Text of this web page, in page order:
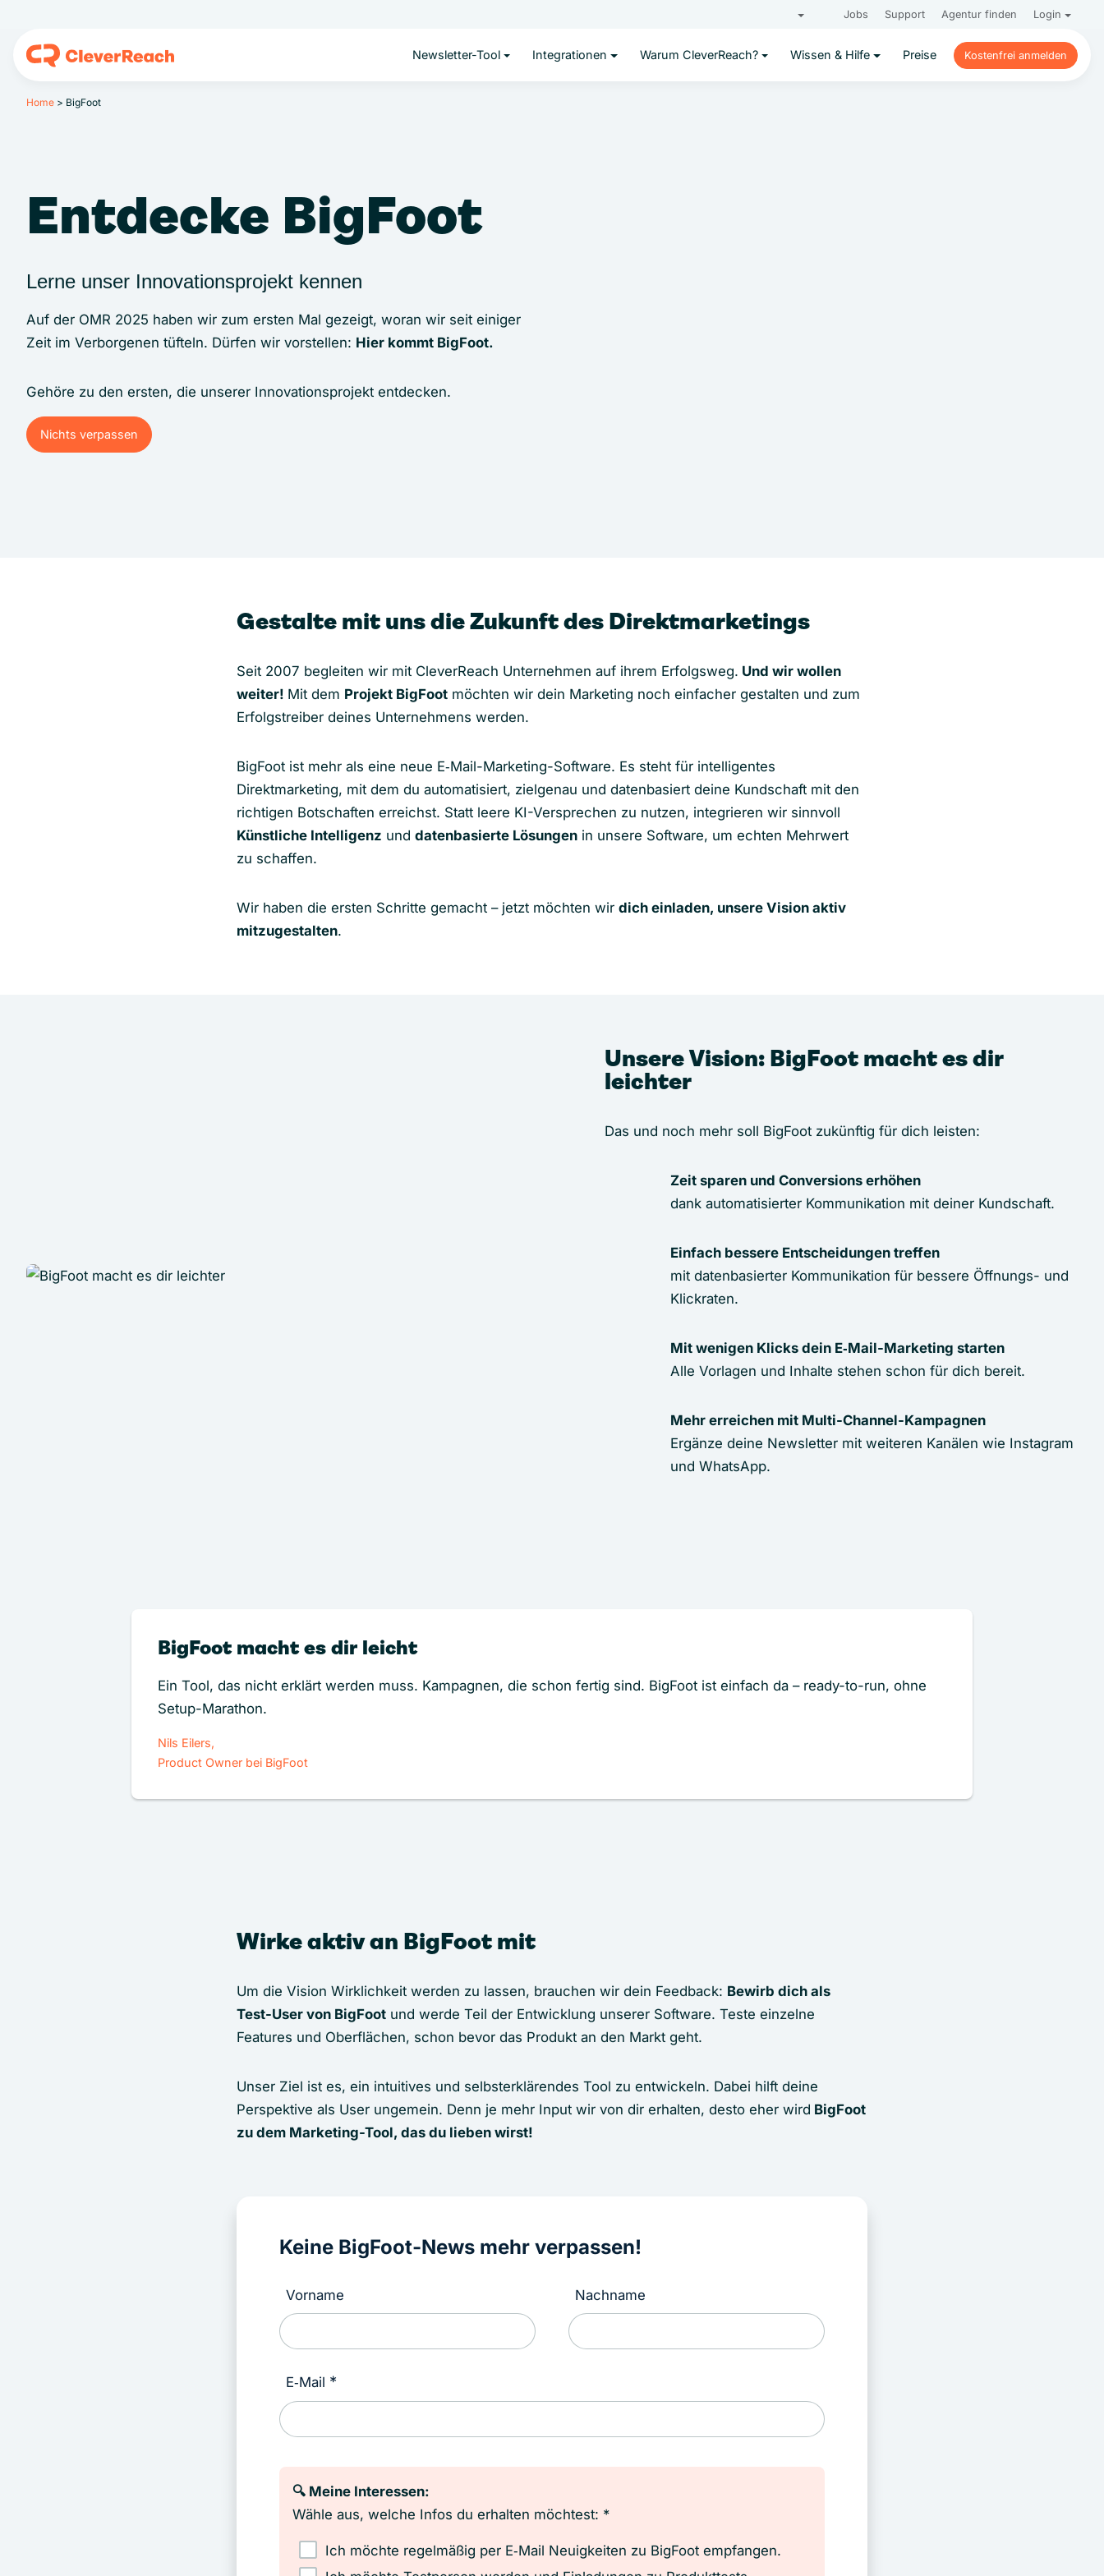
Jobs Support Agentur finden Login
Newsletter-Tool Integrationen Warum CleverReach? Wissen & Hilfe Preise
Kostenfrei anmelden
Kostenfrei anmelden
Home > BigFoot
Entdecke BigFoot
Lerne unser Innovationsprojekt kennen
Auf der OMR 2025 haben wir zum ersten Mal gezeigt, woran wir seit einiger
Zeit im Verborgenen tüfteln. Dürfen wir vorstellen: Hier kommt BigFoot.
Gehöre zu den ersten, die unserer Innovationsprojekt entdecken.
Nichts verpassen
Nichts verpassen
Gestalte mit uns die Zukunft des Direktmarketings
Seit 2007 begleiten wir mit CleverReach Unternehmen auf ihrem Erfolgsweg. Und wir wollen
weiter! Mit dem Projekt BigFoot möchten wir dein Marketing noch einfacher gestalten und zum
Erfolgstreiber deines Unternehmens werden.
BigFoot ist mehr als eine neue E‑Mail-Marketing-Software. Es steht für intelligentes
Direktmarketing, mit dem du automatisiert, zielgenau und datenbasiert deine Kundschaft mit den
richtigen Botschaften erreichst. Statt leere KI-Versprechen zu nutzen, integrieren wir sinnvoll
Künstliche Intelligenz und datenbasierte Lösungen in unsere Software, um echten Mehrwert
zu schaffen.
Wir haben die ersten Schritte gemacht – jetzt möchten wir dich einladen, unsere Vision aktiv
mitzugestalten.
Unsere Vision: BigFoot macht es dir
leichter
Das und noch mehr soll BigFoot zukünftig für dich leisten:
Zeit sparen und Conversions erhöhen
dank automatisierter Kommunikation mit deiner Kundschaft.
Einfach bessere Entscheidungen treffen
mit datenbasierter Kommunikation für bessere Öffnungs- und
Klickraten.
Mit wenigen Klicks dein E‑Mail-Marketing starten
Alle Vorlagen und Inhalte stehen schon für dich bereit.
Mehr erreichen mit Multi-Channel-Kampagnen
Ergänze deine Newsletter mit weiteren Kanälen wie Instagram
und WhatsApp.
BigFoot macht es dir leicht
Ein Tool, das nicht erklärt werden muss. Kampagnen, die schon fertig sind. BigFoot ist einfach da – ready-to-run, ohne
Setup-Marathon.
Nils Eilers,
Product Owner bei BigFoot
Wirke aktiv an BigFoot mit
Um die Vision Wirklichkeit werden zu lassen, brauchen wir dein Feedback: Bewirb dich als
Test-User von BigFoot und werde Teil der Entwicklung unserer Software. Teste einzelne
Features und Oberflächen, schon bevor das Produkt an den Markt geht.
Unser Ziel ist es, ein intuitives und selbsterklärendes Tool zu entwickeln. Dabei hilft deine
Perspektive als User ungemein. Denn je mehr Input wir von dir erhalten, desto eher wird BigFoot
zu dem Marketing-Tool, das du lieben wirst!
Keine BigFoot-News mehr verpassen!
Vorname Nachname
E‑Mail
🔍 Meine Interessen:
Wähle aus, welche Infos du erhalten möchtest: *
Ich möchte regelmäßig per E‑Mail Neuigkeiten zu BigFoot empfangen.